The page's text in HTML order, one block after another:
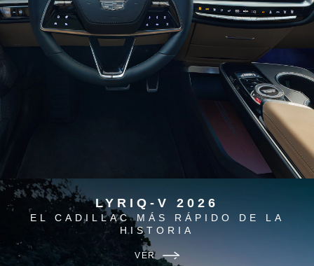
LYRIQ-V 2026
EL CADILLAC MÁS RÁPIDO DE LA
HISTORIA
VER